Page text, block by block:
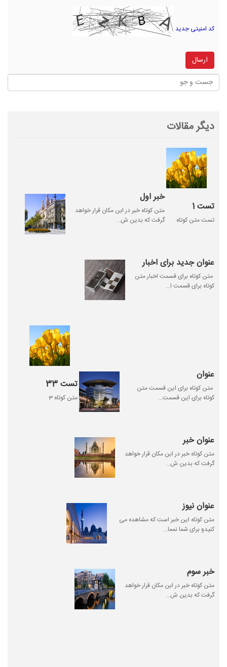
کد امنیتی جدید
دیگر مقالات
تست 1
تست متن کوتاه
خبر اول
متن کوتاه خبر در ابن مکان قرار خواهد
گرفت که بدین ش...
عنوان جدید برای اخبار
متن کوتاه برای قسمت اخبار متن
کوتاه برای قسمت ا...
عنوان
متن کوتاه برای این قسمت متن
کوتاه برای این قسمت...
تست 33
متن کوتاه 3
عنوان خبر
متن کوتاه خبر در ابن مکان قرار خواهد
گرفت که بدین ش...
عنوان نیوز
متن کوتاه این خبر است که مشاهده می
کنیدو برای شما نمما...
خبر سوم
متن کوتاه خبر در ابن مکان قرار خواهد
گرفت که بدین ش...